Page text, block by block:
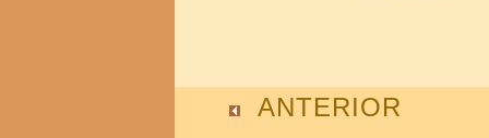
ANTERIOR